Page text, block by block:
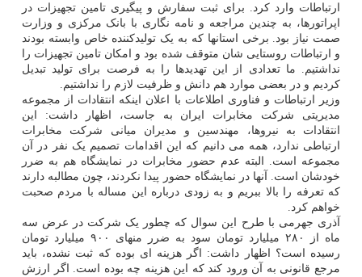
ارتباطات وارد کرد. برای ثبت سفارش و پیگیری تامین تجهیزات در
اپراتورها، به چندین مراجعه و نامه نگاری با بانک مرکزی و وزارت
صمت نیاز بود. برخی استانها که به یک تولیدکننده خاص وابسته بودند
و ارتباطات روستایی شان متوقف شده بود و امکان تامین تجهیزات را
نداشتیم. ما تعدادی از این تهدیدها را به فرصت برای تولید تبدیل
کردیم و در بعضی موارد هم دانش و ظرفیت لازم را نداشتیم.
وزیر ارتباطات و فناوری اطلاعات با اعلان اینکه انتقادات از مجموعه
مدیریتی شرکت مخابرات ایران به جاست، اظهار داشت: این
انتقادات به نیروها، مهندسین و مدیران میانی شرکت مخابرات
ارتباطی ندارد، همه می دانیم که این اقدامات تصمیم یک نفر در آن
مجموعه است. البته عدم حضور مخابرات در نمایشگاه هم به ضرر
خودشان است. آنها در نمایشگاه حضور پیدا نکردند، چون مطالبه دارند
که تعرفه را بالا ببریم و به زودی درباره این مساله با مردم صحبت
خواهم کرد.
آذری جهرمی با طرح این سوال که چطور یک شرکت در عرض سه
ماه از ۲۸۰ میلیارد تومان سود به ضرر منهای ۹۰۰ میلیارد تومان
رسیده است؟ اظهار داشت: اگر هزینه ای بوده که ثبت نشده، باید
مرجع قانونی به آن ورود کند که این هزینه چه بوده است. اگر ارزش